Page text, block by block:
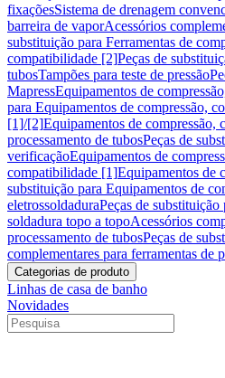
fixaçõesSistema de drenagem
barreira de vaporAcessórios
substituição para Ferramentas de
compatibilidade [2]Peças de
tubosTampões para teste de pressão
MapressEquipamentos de
para Equipamentos de compressão,
[1]/[2]Equipamentos de
processamento de tubosPeças de
verificaçãoEquipamentos de
compatibilidade [1]Equipamentos de
substituição para Equipamentos de
eletrossoldaduraPeças de
soldadura topo a topoAcessórios
processamento de tubosPeças de
complementares para ferramentas de
Categorias de produto
Linhas de casa de banho
Novidades